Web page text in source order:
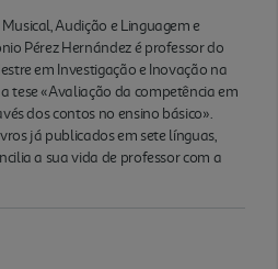
Audição e Linguagem e
Pérez Hernández é professor do
em Investigação e Inovação na
tese «Avaliação da competência em
dos contos no ensino básico».
já publicados em sete línguas,
a sua vida de professor com a